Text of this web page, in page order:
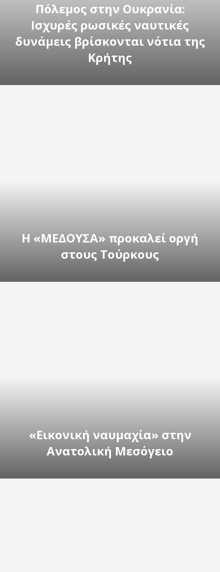
Πόλεμος στην Ουκρανία:
Ισχυρές ρωσικές ναυτικές
δυνάμεις βρίσκονται νότια της
Κρήτης
Η «ΜΕΔΟΥΣΑ» προκαλεί οργή
στους Τούρκους
«Εικονική ναυμαχία» στην
Ανατολική Μεσόγειο